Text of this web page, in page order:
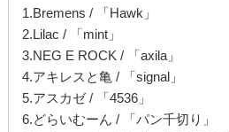
1.Bremens / 「Hawk」
2.Lilac / 「mint」
3.NEG E ROCK / 「axila」
4.アキレスと亀 / 「signal」
5.アスカゼ / 「4536」
6.どらいむーん / 「パン千切り」